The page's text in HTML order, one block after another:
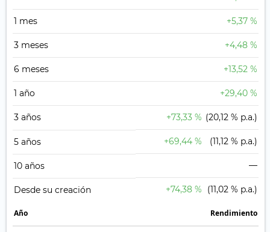
1 mes +5,37 %
3 meses +4,48 %
6 meses +13,52 %
1 año +29,40 %
3 años +73,33 % (20,12 % p.a.)
5 años +69,44 % (11,12 % p.a.)
10 años —
Desde su creación +74,38 % (11,02 % p.a.)
Año Rendimiento